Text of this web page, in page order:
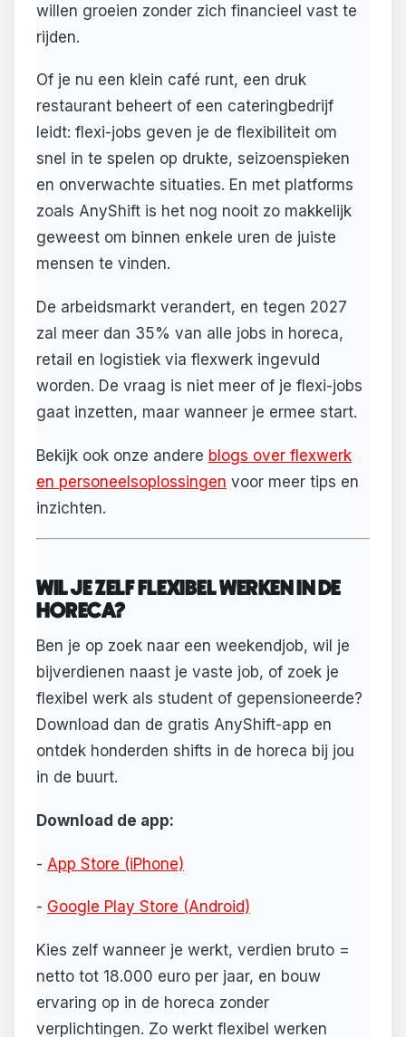
willen groeien zonder zich financieel vast te
rijden.
Of je nu een klein café runt, een druk
restaurant beheert of een cateringbedrijf
leidt: flexi-jobs geven je de flexibiliteit om
snel in te spelen op drukte, seizoenspieken
en onverwachte situaties. En met platforms
zoals AnyShift is het nog nooit zo makkelijk
geweest om binnen enkele uren de juiste
mensen te vinden.
De arbeidsmarkt verandert, en tegen 2027
zal meer dan 35% van alle jobs in horeca,
retail en logistiek via flexwerk ingevuld
worden. De vraag is niet meer of je flexi-jobs
gaat inzetten, maar wanneer je ermee start.
Bekijk ook onze andere blogs over flexwerk
en personeelsoplossingen voor meer tips en
inzichten.
WIL JE ZELF FLEXIBEL WERKEN IN DE
HORECA?
Ben je op zoek naar een weekendjob, wil je
bijverdienen naast je vaste job, of zoek je
flexibel werk als student of gepensioneerde?
Download dan de gratis AnyShift-app en
ontdek honderden shifts in de horeca bij jou
in de buurt.
Download de app:
- App Store (iPhone)
- Google Play Store (Android)
Kies zelf wanneer je werkt, verdien bruto =
netto tot 18.000 euro per jaar, en bouw
ervaring op in de horeca zonder
verplichtingen. Zo werkt flexibel werken